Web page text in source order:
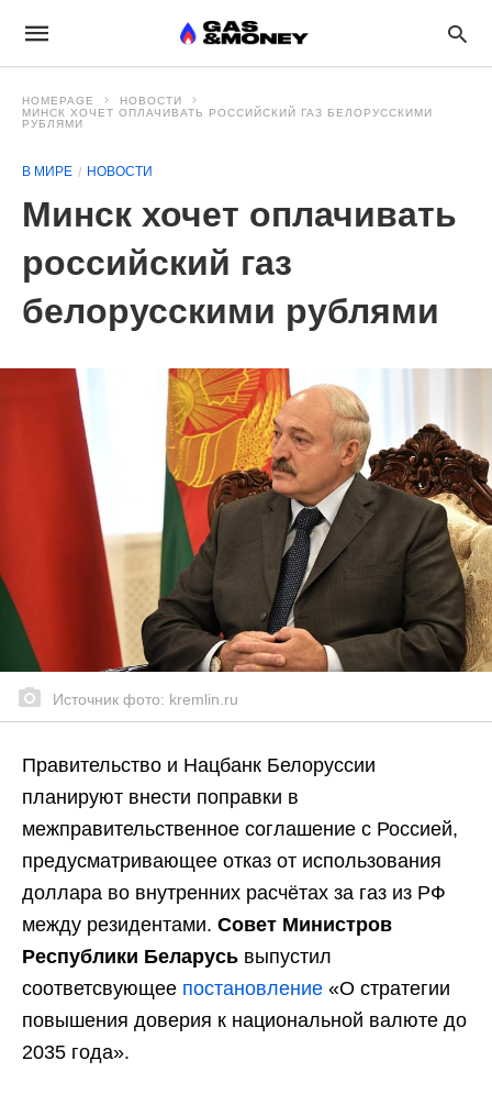
HOMEPAGE
НОВОСТИ
МИНСК ХОЧЕТ ОПЛАЧИВАТЬ РОССИЙСКИЙ ГАЗ БЕЛОРУССКИМИ
РУБЛЯМИ
В МИРЕ НОВОСТИ
Минск хочет оплачивать
российский газ
белорусскими рублями
Источник фото: kremlin.ru
Правительство и Нацбанк Белоруссии
планируют внести поправки в
межправительственное соглашение с Россией,
предусматривающее отказ от использования
доллара во внутренних расчётах за газ из РФ
между резидентами. Совет Министров
Республики Беларусь выпустил
соответсвующее постановление «О стратегии
повышения доверия к национальной валюте до
2035 года».